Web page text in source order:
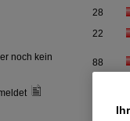
28
22
noch kein
88